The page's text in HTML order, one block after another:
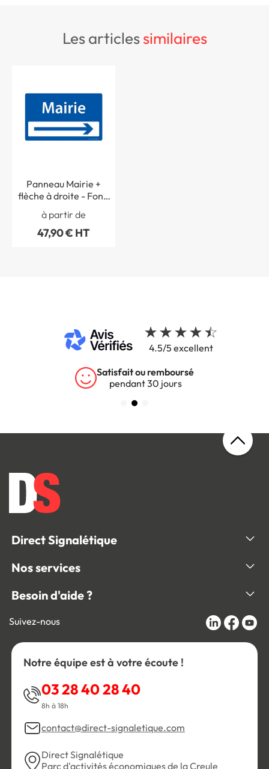
les articlessimilaires
Panneau Mairie +
flèche à droite - Fond
bleu - H 250 x L 400
mm
à partir de
47,90 € HT
4.5/5 excellent
Satisfait ou remboursé
pendant 30 jours
Direct Signalétique
Nos services
Besoin d'aide ?
Suivez-nous
Notre équipe est à votre écoute !
03 28 40 28 40
8h à 18h
contact@direct-signaletique.com
Direct Signalétique
Parc d'activités économiques de la Creule